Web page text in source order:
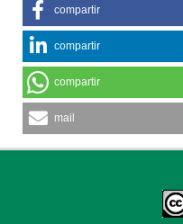
compartir
compartir
compartir
mail